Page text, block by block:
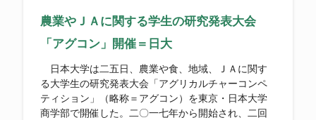
農業やＪＡに関する学生の研究発表大会
「アグコン」開催＝日大
日本大学は二五日、農業や食、地域、ＪＡに関す
る大学生の研究発表大会「アグリカルチャーコンペ
ティション」（略称＝アグコン）を東京・日本大学
商学部で開催した。二〇一七年から開始され、二回